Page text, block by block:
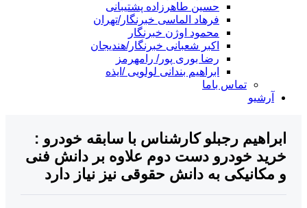
حسین طاهرزاده پشتیبانی
فرهاد الماسی خبرنگار/تهران
محمود اوژن خبرنگار
اکبر شعبانی خبرنگار/هندیجان
رضا بوری پور/ رامهرمز
ابراهیم بندانی لولویی /ایذه
تماس باما
آرشیو
رجبلو کارشناس با سابقه خودرو :
خودرو دست دوم علاوه بر دانش فنی
به دانش حقوقی نیز نیاز دارد